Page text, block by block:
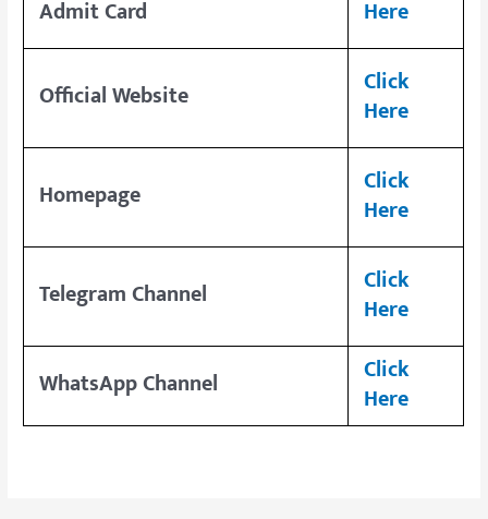
Admit Card Here
Official Website Click
Here
Homepage Click
Here
Telegram Channel Click
Here
WhatsApp Channel
Click
Here